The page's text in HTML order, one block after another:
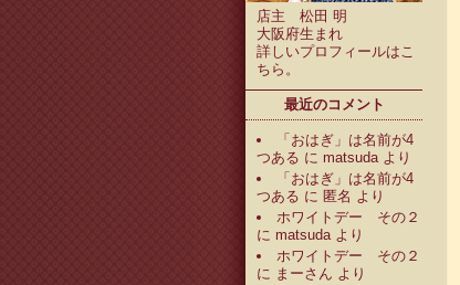
店主 松田 明
大阪府生まれ
詳しいプロフィールはこ
ちら 。
最近のコメント
「おはぎ」は名前が4
つある に matsudaより
「おはぎ」は名前が4
つある に 匿名 より
ホワイトデー その２
に matsudaより
ホワイトデー その２
に まーさん より